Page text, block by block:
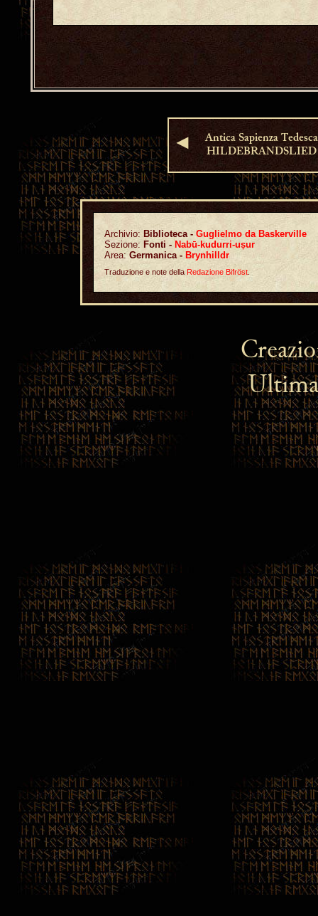
◄
Antica Sapienza Tedesca
HILDEBRANDSLIED
Archivio: Biblioteca -Guglielmo da Baskerville
Sezione: Fonti - Nabū-kudurri-uṣur
Area:Germanica -Brynhilldr
Traduzione e note dellaRedazione Bifröst